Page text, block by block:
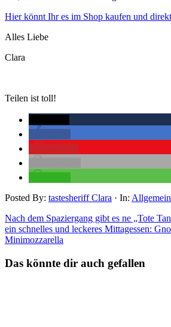
Hier könnt Ihr es im Shop kaufen und
Alles Liebe
Clara
Teilen ist toll!
Posted By: tastesheriff Clara · In: Allgemein
Nach dem Spaziergang gibt es ne „Tote
ein schnelles und leckeres Mittagessen:
Minimozzarella
Das könnte dir auch gefallen